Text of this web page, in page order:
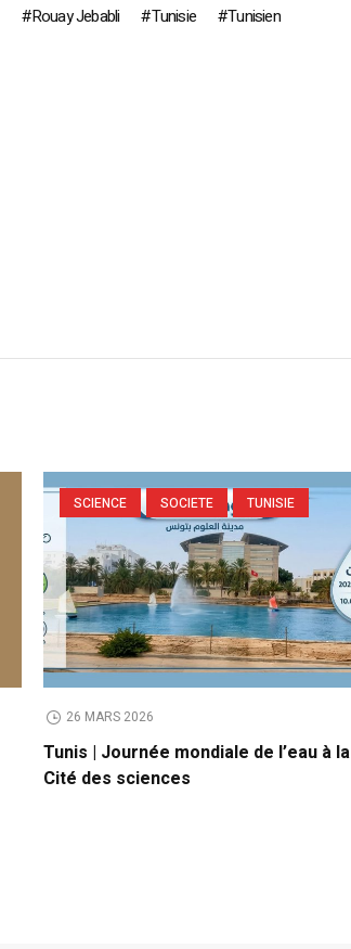
Rouay Jebabli Tunisie Tunisien
SCIENCE SOCIETE TUNISIE
26 MARS 2026
Tunis | Journée mondiale de l’eau à la
Cité des sciences